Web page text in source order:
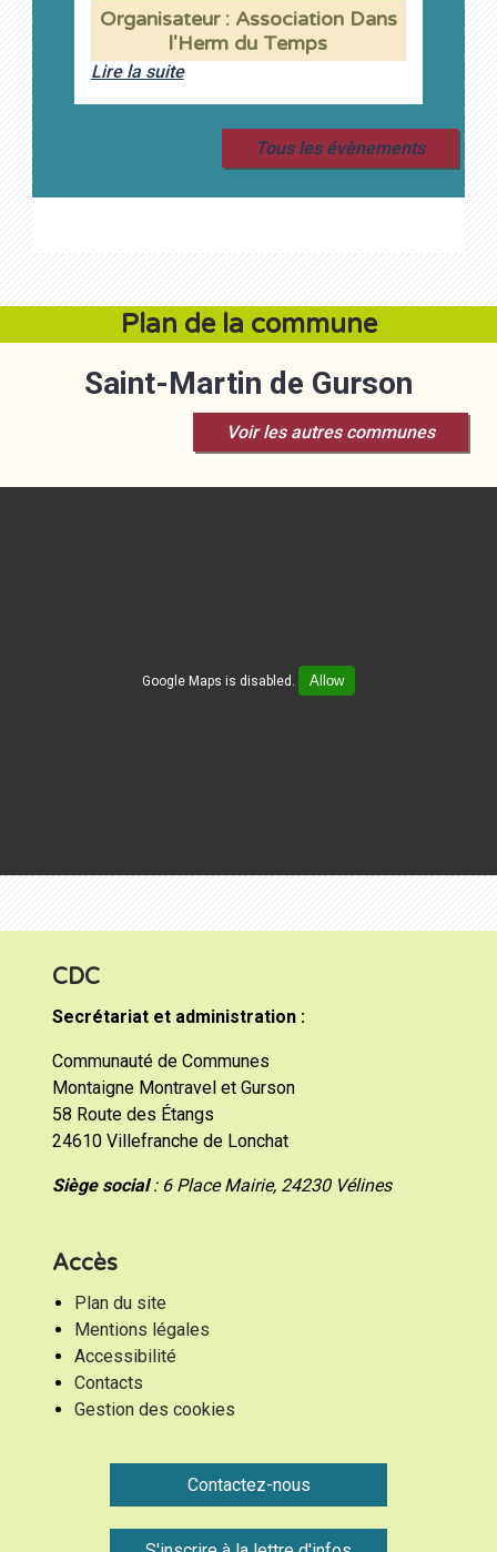
Organisateur : Association Dans
l'Herm du Temps
Lire la suite
Tous les évènements
Plan de la commune
Saint-Martin de Gurson
Voir les autres communes
Google Maps is disabled. Allow
CDC
Secrétariat et administration :
Communauté de Communes
Montaigne Montravel et Gurson
58 Route des Étangs
24610 Villefranche de Lonchat
Siège social: 6 Place Mairie, 24230 Vélines
Accès
Plan du site
Mentions légales
Accessibilité
Contacts
Gestion des cookies
Contactez-nous